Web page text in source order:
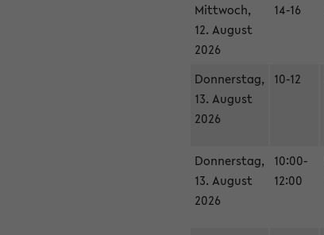
Mittwoch,
12. August
2026
14-16
Donnerstag,
13. August
2026
10-12
Donnerstag,
13. August
2026
10:00-
12:00